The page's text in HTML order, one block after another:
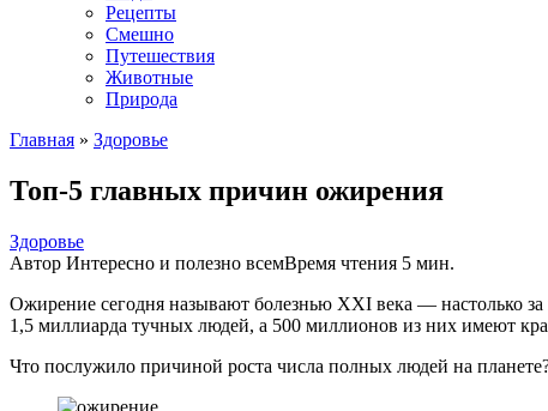
Рецепты
Смешно
Путешествия
Животные
Природа
Главная » Здоровье
Топ-5 главных причин ожирения
Здоровье
Автор Интересно и полезно всемВремя чтения 5 мин.
Ожирение сегодня называют болезнью XXI века — настолько
1,5 миллиарда тучных людей, а 500 миллионов из них имеют
Что послужило причиной роста числа полных людей на